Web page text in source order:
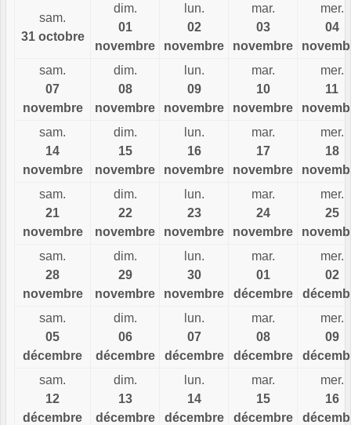
sam.
31 octobre
dim.
01
novembre
lun.
02
novembre
mar.
03
novembre
mer.
04
sam.
07
novembre
dim.
08
novembre
lun.
09
novembre
mar.
10
novembre
mer.
11
sam.
14
novembre
dim.
15
novembre
lun.
16
novembre
mar.
17
novembre
mer.
18
sam.
21
novembre
dim.
22
novembre
lun.
23
novembre
mar.
24
novembre
mer.
25
sam.
28
novembre
dim.
29
novembre
lun.
30
novembre
mar.
01
décembre
mer.
02
sam.
05
décembre
dim.
06
décembre
lun.
07
décembre
mar.
08
décembre
mer.
09
sam.
12
décembre
dim.
13
décembre
lun.
14
décembre
mar.
15
décembre
mer.
16